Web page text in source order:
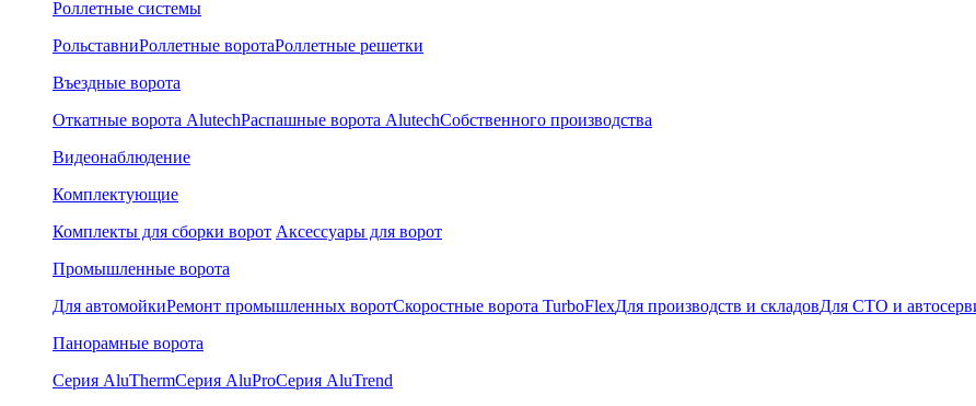
Роллетные системы
РольставниРоллетные воротаРоллетные решетки
Въездные ворота
Откатные ворота AlutechРаспашные ворота AlutechСобственного производства
Видеонаблюдение
Комплектующие
Комплекты для сборки ворот Аксессуары для ворот
Промышленные ворота
Для автомойкиРемонт промышленных воротСкоростные ворота TurboFlexДля производств и складовДля СТО и
Панорамные ворота
Серия AluThermСерия AluProСерия AluTrend